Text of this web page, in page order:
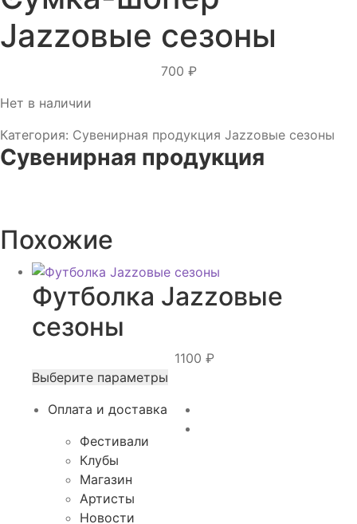
Jazzовые сезоны
700 ₽
Нет в наличии
Категория: Сувенирная продукция Jazzовые сезоны
Сувенирная продукция
Похожие
Футболка Jazzовые
сезоны
1100 ₽
Выберите параметры
имеет
несколько
Оплата и доставка
Фестивали
Клубы
Магазин
Артисты
Новости